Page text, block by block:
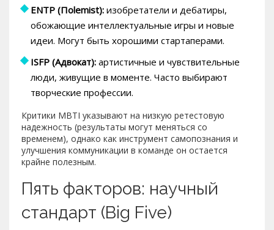
ENTP (Пolemist): изобретатели и дебатиры,
обожающие интеллектуальные игры и новые
идеи. Могут быть хорошими стартаперами.
ISFP (Адвокат): артистичные и чувствительные
люди, живущие в моменте. Часто выбирают
творческие профессии.
Критики MBTI указывают на низкую ретестовую
надежность (результаты могут меняться со
временем), однако как инструмент самопознания и
улучшения коммуникации в команде он остается
крайне полезным.
Пять факторов: научный
стандарт (Big Five)